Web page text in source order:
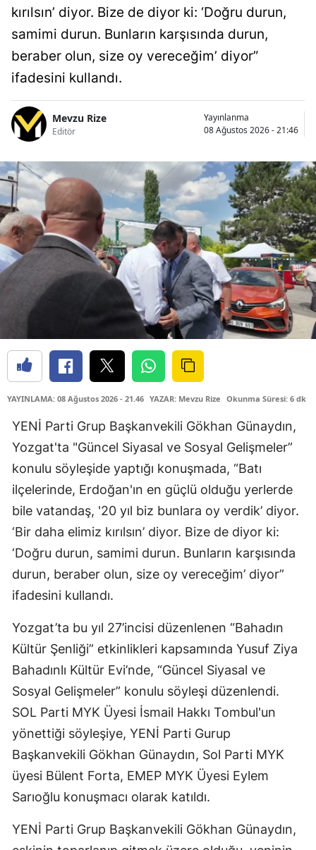
kırılsın’ diyor. Bize de diyor ki: ‘Doğru durun,
samimi durun. Bunların karşısında durun,
beraber olun, size oy vereceğim’ diyor”
ifadesini kullandı.
Mevzu Rize
Editör
Yayınlanma
08 Ağustos 2026 - 21:46
YAYINLAMA: 08 Ağustos 2026 - 21.46 YAZAR: Mevzu Rize Okunma Süresi: 6 dk
YENİ Parti Grup Başkanvekili Gökhan Günaydın,
Yozgat'ta "Güncel Siyasal ve Sosyal Gelişmeler”
konulu söyleşide yaptığı konuşmada, “Batı
ilçelerinde, Erdoğan'ın en güçlü olduğu yerlerde
bile vatandaş, '20 yıl biz bunlara oy verdik’ diyor.
‘Bir daha elimiz kırılsın’ diyor. Bize de diyor ki:
‘Doğru durun, samimi durun. Bunların karşısında
durun, beraber olun, size oy vereceğim’ diyor”
ifadesini kullandı.
Yozgat’ta bu yıl 27’incisi düzenlenen “Bahadın
Kültür Şenliği” etkinlikleri kapsamında Yusuf Ziya
Bahadınlı Kültür Evi’nde, “Güncel Siyasal ve
Sosyal Gelişmeler” konulu söyleşi düzenlendi.
SOL Parti MYK Üyesi İsmail Hakkı Tombul'un
yönettiği söyleşiye, YENİ Parti Gurup
Başkanvekili Gökhan Günaydın, Sol Parti MYK
üyesi Bülent Forta, EMEP MYK Üyesi Eylem
Sarıoğlu konuşmacı olarak katıldı.
YENİ Parti Grup Başkanvekili Gökhan Günaydın,